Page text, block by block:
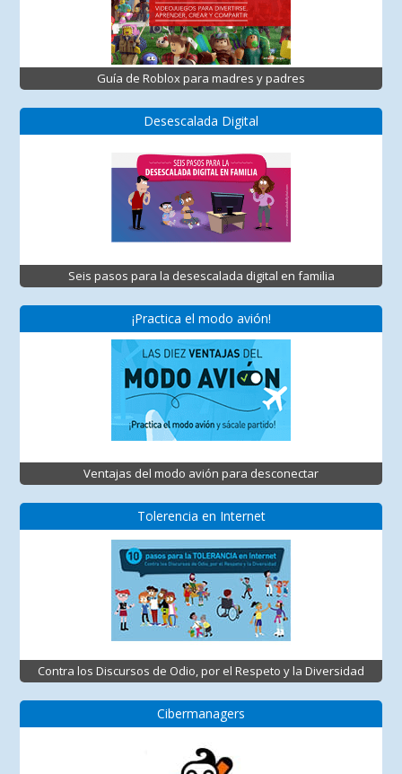
Guía de Roblox para madres y padres
Desescalada Digital
Seis pasos para la desescalada digital en familia
¡Practica el modo avión!
Ventajas del modo avión para desconectar
Tolerencia en Internet
Contra los Discursos de Odio, por el Respeto y la Diversidad
Cibermanagers